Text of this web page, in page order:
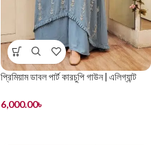
প্রিমিয়াম ডাবল পার্ট কারচুপি গাউন | এলিগ্যান্ট
6,000.00৳